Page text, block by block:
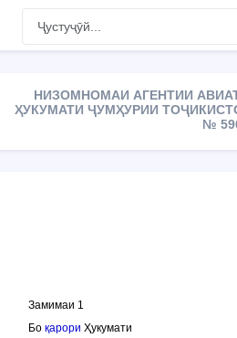
НИЗОМНОМАИ АГЕНТИИ
ҲУКУМАТИ ҶУМҲУРИИ
№
Замимаи 1
Бо қарори Ҳукумати